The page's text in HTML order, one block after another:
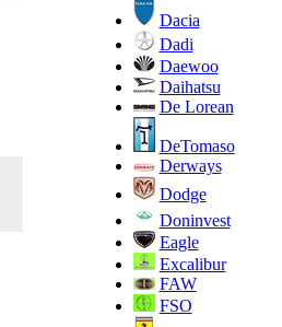
Dacia
Dadi
Daewoo
Daihatsu
De Lorean
DeTomaso
Derways
Dodge
Doninvest
Eagle
Excalibur
FAW
FSO